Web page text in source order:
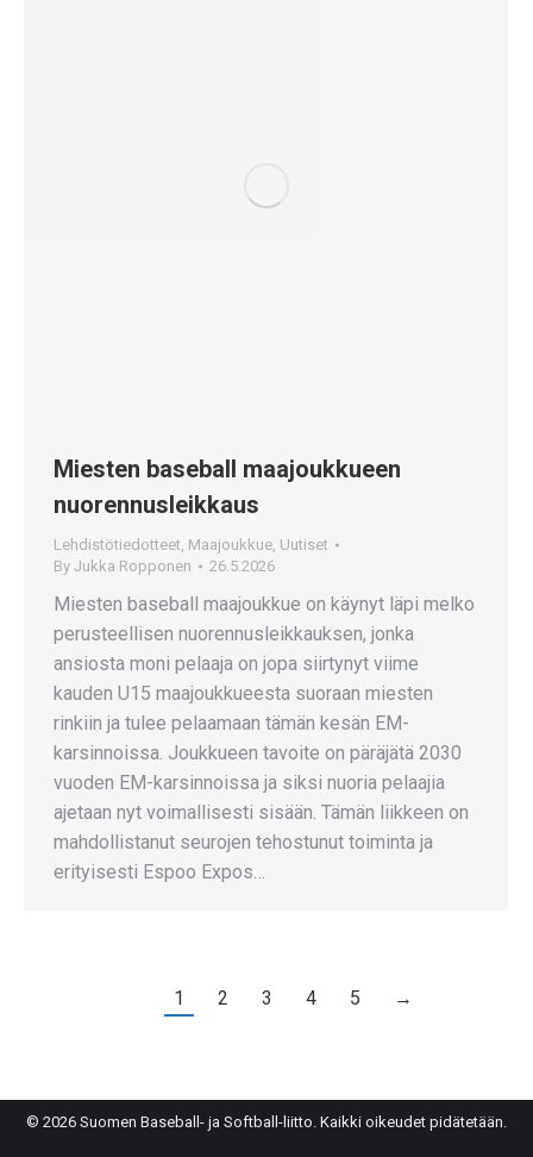
Miesten baseball maajoukkueen
nuorennusleikkaus
Lehdistötiedotteet, Maajoukkue, Uutiset
By Jukka Ropponen 26.5.2026
Miesten baseball maajoukkue on käynyt läpi melko
perusteellisen nuorennusleikkauksen, jonka
ansiosta moni pelaaja on jopa siirtynyt viime
kauden U15 maajoukkueesta suoraan miesten
rinkiin ja tulee pelaamaan tämän kesän EM-
karsinnoissa. Joukkueen tavoite on päräjätä 2030
vuoden EM-karsinnoissa ja siksi nuoria pelaajia
ajetaan nyt voimallisesti sisään. Tämän liikkeen on
mahdollistanut seurojen tehostunut toiminta ja
erityisesti Espoo Expos…
1 2 3 4 5 →
© 2026 Suomen Baseball- ja Softball-liitto. Kaikki oikeudet pidätetään.